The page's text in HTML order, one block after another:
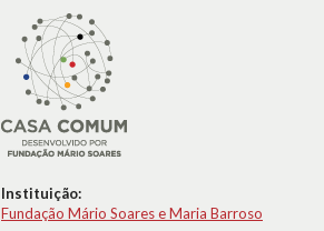
Instituição:
Fundação Mário Soares e Maria Barroso